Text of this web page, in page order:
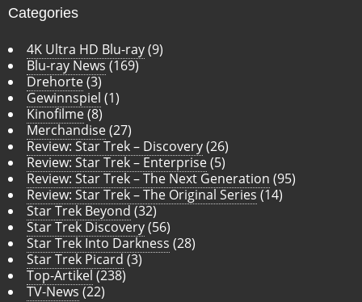
Categories
4K Ultra HD Blu-ray(9)
Blu-ray News (169)
Drehorte(3)
Gewinnspiel (1)
Kinofilme(8)
Merchandise(27)
Review: Star Trek – Discovery(26)
Review: Star Trek – Enterprise(5)
Review: Star Trek – The Next Generation (95)
Review: Star Trek – The Original Series (14)
Star Trek Beyond (32)
Star Trek Discovery(56)
Star Trek Into Darkness (28)
Star Trek Picard (3)
Top-Artikel (238)
TV-News (22)